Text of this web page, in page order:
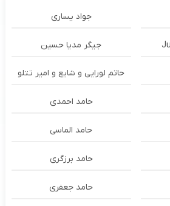
جواد یساری
جیگر مدیا حسین
حاتم لورایی و شایع و امیر تتلو
حامد احمدی
حامد الماسی
حامد برزگری
حامد جعفری